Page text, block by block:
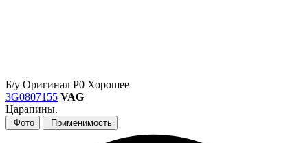
Б/у Оригинал Р0 Хорошее
3G0807155 VAG
Царапины.
Фото Применимость